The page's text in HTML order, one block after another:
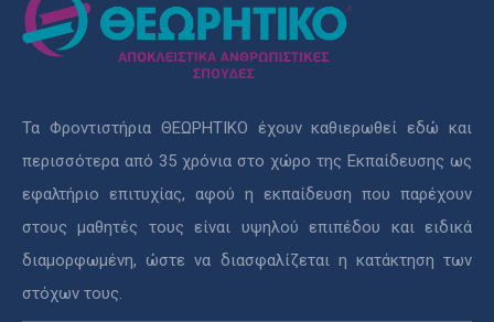
Τα Φροντιστήρια ΘΕΩΡΗΤΙΚΟ έχουν καθιερωθεί εδώ και
περισσότερα από 35 χρόνια στο χώρο της Εκπαίδευσης ως
εφαλτήριο επιτυχίας, αφού η εκπαίδευση που παρέχουν
στους μαθητές τους είναι υψηλού επιπέδου και ειδικά
διαμορφωμένη, ώστε να διασφαλίζεται η κατάκτηση των
στόχων τους.